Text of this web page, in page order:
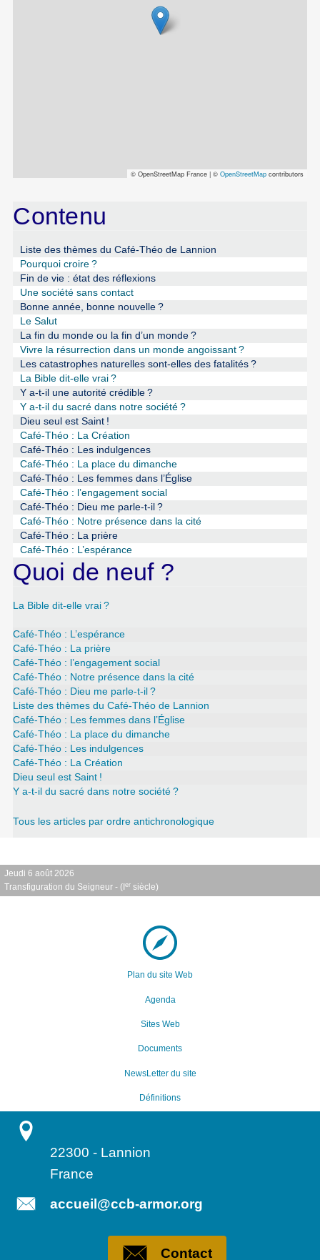
© OpenStreetMap France | © OpenStreetMapcontributors
Contenu
Liste des thèmes du Café-Théo de Lannion
Pourquoi croire ?
Fin de vie : état des réflexions
Une société sans contact
Bonne année, bonne nouvelle ?
Le Salut
La fin du monde ou la fin d’un monde ?
Vivre la résurrection dans un monde angoissant ?
Les catastrophes naturelles sont-elles des fatalités ?
La Bible dit-elle vrai ?
Y a-t-il une autorité crédible ?
Y a-t-il du sacré dans notre société ?
Dieu seul est Saint !
Café-Théo : La Création
Café-Théo : Les indulgences
Café-Théo : La place du dimanche
Café-Théo : Les femmes dans l’Église
Café-Théo : l’engagement social
Café-Théo : Dieu me parle-t-il ?
Café-Théo : Notre présence dans la cité
Café-Théo : La prière
Café-Théo : L’espérance
Quoi de neuf ?
La Bible dit-elle vrai ?
Café-Théo : L’espérance
Café-Théo : La prière
Café-Théo : l’engagement social
Café-Théo : Notre présence dans la cité
Café-Théo : Dieu me parle-t-il ?
Liste des thèmes du Café-Théo de Lannion
Café-Théo : Les femmes dans l’Église
Café-Théo : La place du dimanche
Café-Théo : Les indulgences
Café-Théo : La Création
Dieu seul est Saint !
Y a-t-il du sacré dans notre société ?
Tous les articles par ordre antichronologique
Jeudi 6 août 2026
Transfiguration du Seigneur - (Ier siècle)
Plan du site Web
Agenda
Sites Web
Documents
NewsLetter du site
Définitions
22300 - Lannion
France
accueil@ccb-armor.org
Contact